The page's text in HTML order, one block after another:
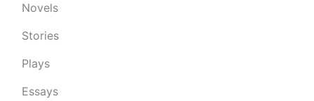
Novels
Stories
Plays
Essays